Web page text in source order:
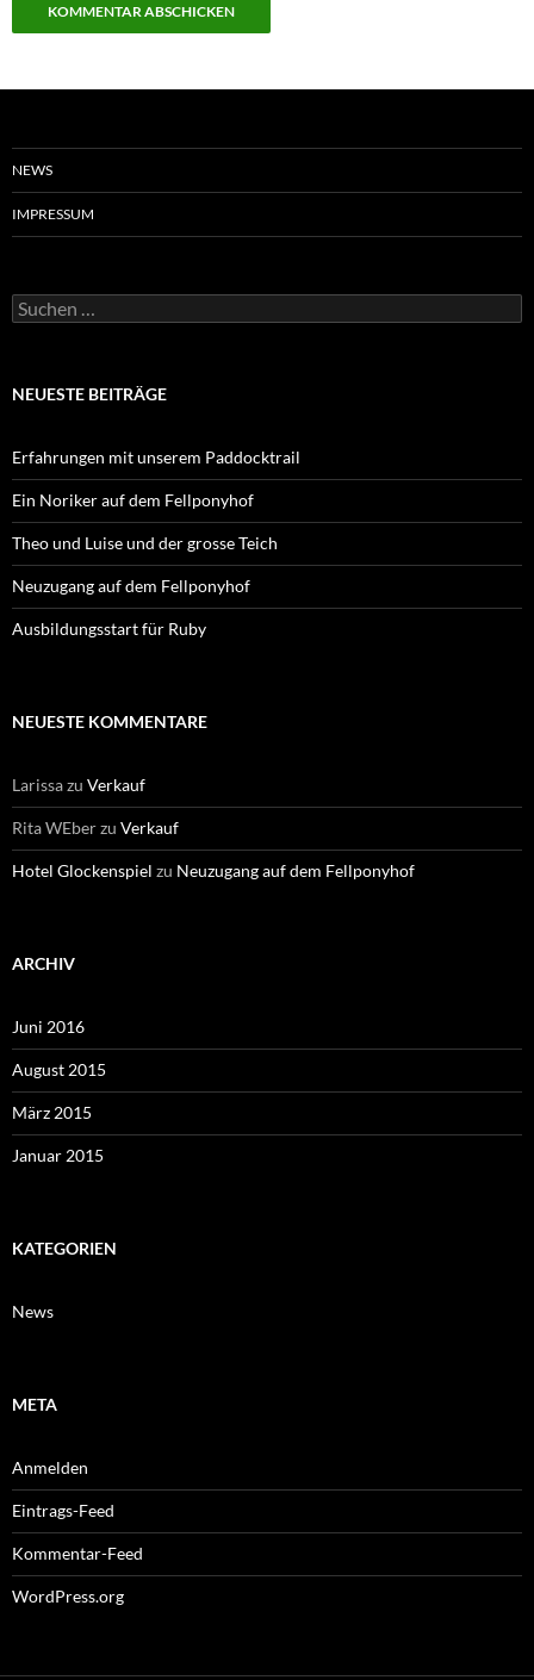
NEWS
IMPRESSUM
Suchen
nach:
NEUESTE BEITRÄGE
Erfahrungen mit unserem Paddocktrail
Ein Noriker auf dem Fellponyhof
Theo und Luise und der grosse Teich
Neuzugang auf dem Fellponyhof
Ausbildungsstart für Ruby
NEUESTE KOMMENTARE
Larissazu Verkauf
Rita WEberzu Verkauf
Hotel Glockenspiel zu Neuzugang auf dem Fellponyhof
ARCHIV
Juni 2016
August 2015
März 2015
Januar 2015
KATEGORIEN
News
META
Anmelden
Eintrags-Feed
Kommentar-Feed
WordPress.org